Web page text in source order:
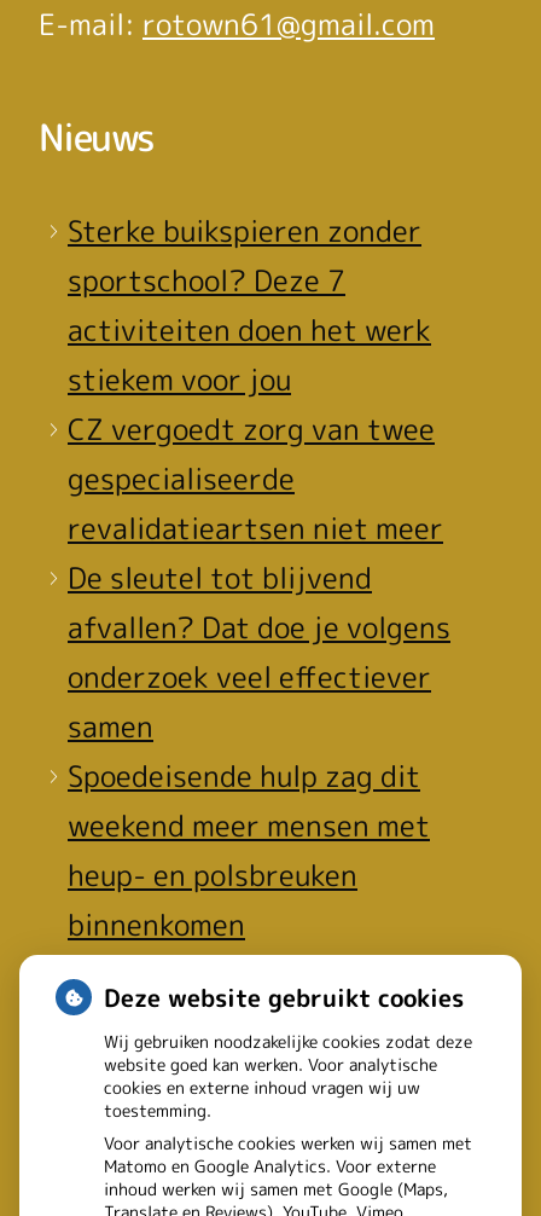
E-mail: rotown61@gmail.com
Nieuws
Sterke buikspieren zonder
sportschool? Deze 7
activiteiten doen het werk
stiekem voor jou
CZ vergoedt zorg van twee
gespecialiseerde
revalidatieartsen niet meer
De sleutel tot blijvend
afvallen? Dat doe je volgens
onderzoek veel effectiever
samen
Spoedeisende hulp zag dit
weekend meer mensen met
heup- en polsbreuken
binnenkomen
Een recept voor een wandeling:
waarom Erasmus MC patiënten
het park in stuurt
Deze website gebruikt cookies
Wij gebruiken noodzakelijke cookies zodat deze
website goed kan werken. Voor analytische
cookies en externe inhoud vragen wij uw
toestemming.
Voor analytische cookies werken wij samen met
Matomo en Google Analytics. Voor externe
inhoud werken wij samen met Google (Maps,